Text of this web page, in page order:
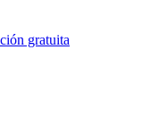
gratuita